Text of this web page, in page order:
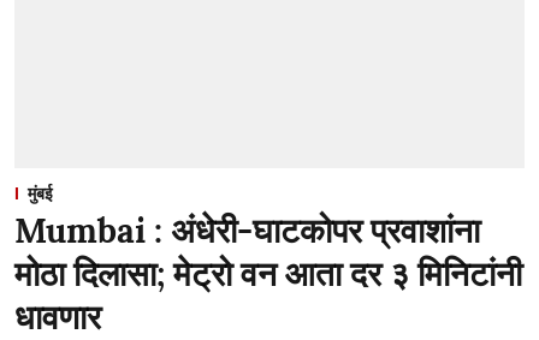
मुंबई
Mumbai : अंधेरी-घाटकोपर प्रवाशांना
मोठा दिलासा; मेट्रो वन आता दर ३ मिनिटांनी
धावणार